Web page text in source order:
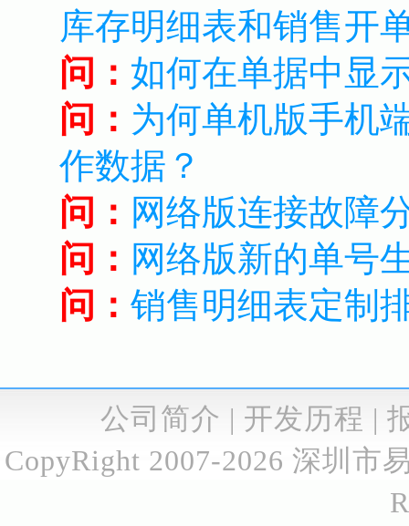
库存明细表和销售开
问： 如何在单据中显
问： 为何单机版手机
作数据？
问： 网络版连接故障
问： 网络版新的单号
问： 销售明细表定制
公司简介 | 开发历程 |
CopyRight 2007-2026 深圳市